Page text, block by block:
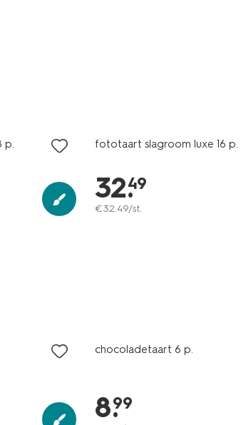
fototaart slagroom luxe 16 p.
32.
49
€32.49/st.
chocoladetaart 6 p.
8.
99